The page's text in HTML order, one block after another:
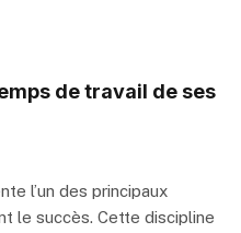
de travail de ses
l’un des principaux
le succès. Cette discipline